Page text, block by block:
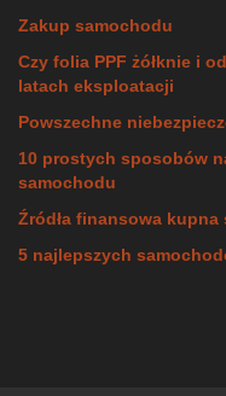
Zakup samochodu
Czy folia PPF żółknie i
latach eksploatacji
Powszechne
10 prostych sposobów
samochodu
Źródła finansowa kupna
5 najlepszych